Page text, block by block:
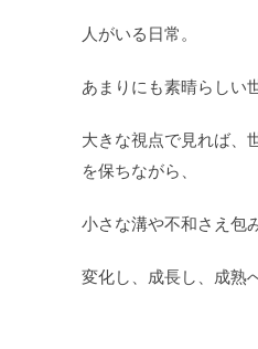
人がいる日常。
あまりにも素晴らしい
大きな視点で見れば、
を保ちながら、
小さな溝や不和さえ包
変化し、成長し、成熟